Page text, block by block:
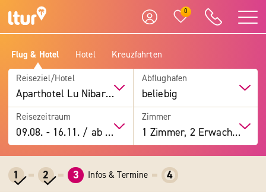
0
Flug & Hotel Hotel Kreuzfahrten
Reiseziel/Hotel
Aparthotel Lu Nibareddu
Abflughafen
beliebig
Reisezeitraum
09.08. -16.11. / ab 7 Tage
Zimmer
1 Zimmer, 2 Erwachsene
1 2 3 Infos & Termine 4